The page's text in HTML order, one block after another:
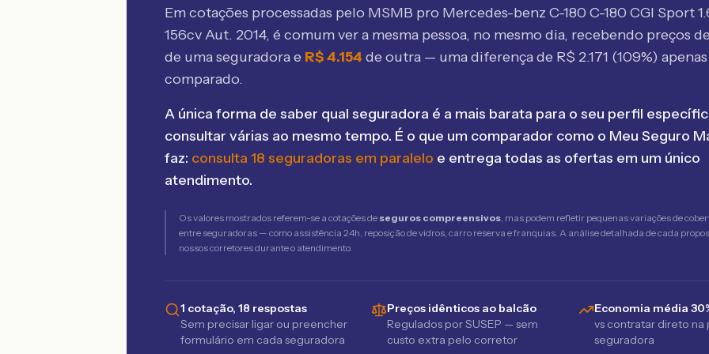
Em cotações processadas pelo MSMB pro Mercedes-benz C-180 C-180 CGI Sport
156cv Aut. 2014, é comum ver a mesma pessoa, no mesmo dia, recebendo preços
de uma seguradora e R$4.154 de outra — uma diferença de R$ 2.171 (109%)
comparado.
A única forma de saber qual seguradora é a mais barata para o seu perfil
consultar várias ao mesmo tempo. É o que um comparador como o Meu Seguro
faz: consulta 18 seguradoras em paralelo e entrega todas as ofertas em um único
atendimento.
Os valores mostrados referem-se a cotações de seguros compreensivos, mas podem refletir pequenas variações de
entre seguradoras — como assistência 24h, reposição de vidros, carro reserva e franquias. A análise detalhada de cada
nossos corretores durante o atendimento.
1 cotação, 18 respostas
Sem precisar ligar ou preencher
formulário em cada seguradora
Preços idênticos ao balcão
Regulados por SUSEP — sem
custo extra pelo corretor
Economia média
vs contratar direto na
seguradora